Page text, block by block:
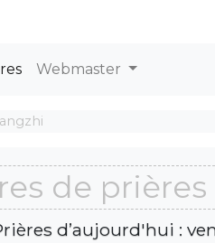
Webmaster
de
d’aujourd'hui :